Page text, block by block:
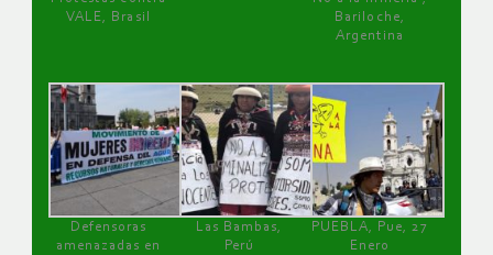
VALE, Brasil
Bariloche,
Argentina
Defensoras
amenazadas en
Las Bambas,
Perú
PUEBLA, Pue, 27
Enero